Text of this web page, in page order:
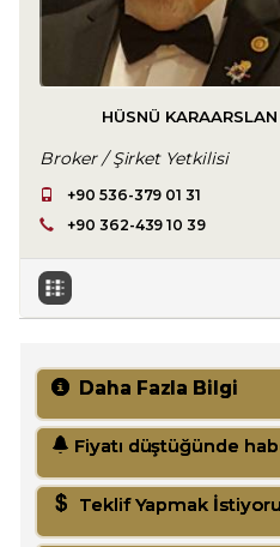
HÜSNÜ KARAARSLAN
Broker / Şirket Yetkilisi
+90 536-379 01 31
+90 362-439 10 39
Daha Fazla Bilgi
Fiyatı düştüğünde
Teklif Yapmak